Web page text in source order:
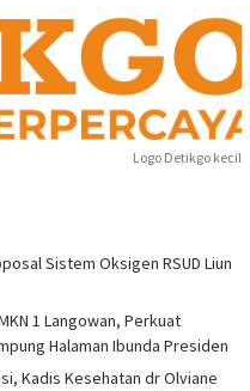
Logo Detikgo kecil
Sistem Oksigen RSUD Liun
1 Langowan, Perkuat
Halaman Ibunda Presiden
Kadis Kesehatan dr Olviane